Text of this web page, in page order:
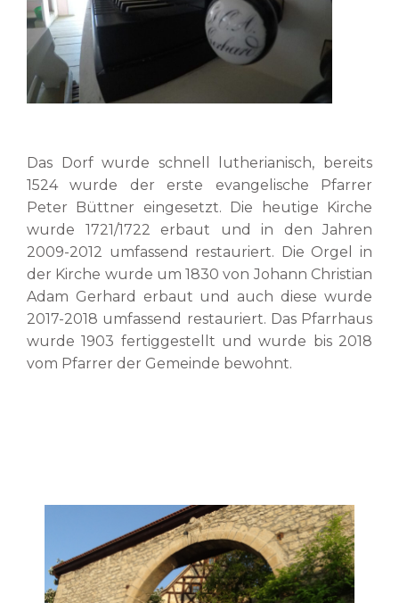
Das Dorf wurde schnell lutherianisch, bereits
1524 wurde der erste evangelische Pfarrer
Peter Büttner eingesetzt. Die heutige Kirche
wurde 1721/1722 erbaut und in den Jahren
2009-2012 umfassend restauriert. Die Orgel in
der Kirche wurde um 1830 von Johann Christian
Adam Gerhard erbaut und auch diese wurde
2017-2018 umfassend restauriert. Das Pfarrhaus
wurde 1903 fertiggestellt und wurde bis 2018
vom Pfarrer der Gemeinde bewohnt.